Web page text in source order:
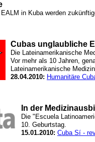
in Kuba werden
Cubas unglaubliche
Die Lateinamerikanische
Vor mehr als 10 Jahren,
Lateinamerikanische
28.04.2010: Humanitäre
In der
Die "Escuela
10. Geburtstag.
15.01.2010: Cuba Sí -